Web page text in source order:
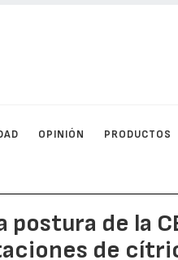
OPINIÓN PRODUCTOS
postura de la
de